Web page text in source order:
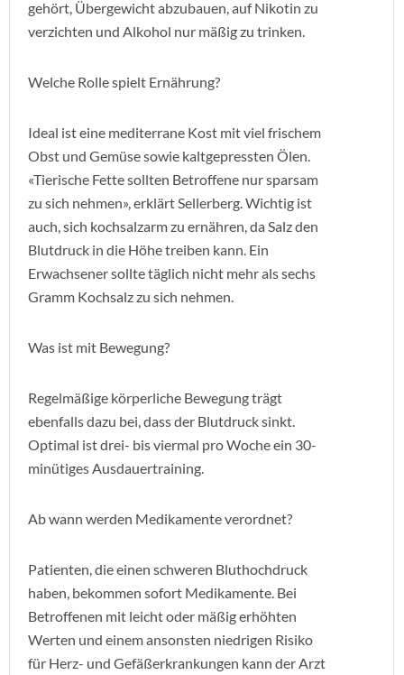
gehört, Übergewicht abzubauen, auf Nikotin zu
verzichten und Alkohol nur mäßig zu trinken.
Welche Rolle spielt Ernährung?
Ideal ist eine mediterrane Kost mit viel frischem
Obst und Gemüse sowie kaltgepressten Ölen.
«Tierische Fette sollten Betroffene nur sparsam
zu sich nehmen», erklärt Sellerberg. Wichtig ist
auch, sich kochsalzarm zu ernähren, da Salz den
Blutdruck in die Höhe treiben kann. Ein
Erwachsener sollte täglich nicht mehr als sechs
Gramm Kochsalz zu sich nehmen.
Was ist mit Bewegung?
Regelmäßige körperliche Bewegung trägt
ebenfalls dazu bei, dass der Blutdruck sinkt.
Optimal ist drei- bis viermal pro Woche ein 30-
minütiges Ausdauertraining.
Ab wann werden Medikamente verordnet?
Patienten, die einen schweren Bluthochdruck
haben, bekommen sofort Medikamente. Bei
Betroffenen mit leicht oder mäßig erhöhten
Werten und einem ansonsten niedrigen Risiko
für Herz- und Gefäßerkrankungen kann der Arzt